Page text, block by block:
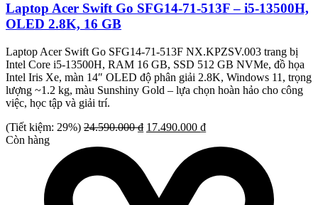
Laptop Acer Swift Go SFG14-71-513F – i5-13500H,
OLED 2.8K, 16 GB
Laptop Acer Swift Go SFG14-71-513F NX.KPZSV.003 trang bị
Intel Core i5-13500H, RAM 16 GB, SSD 512 GB NVMe, đồ họa
Intel Iris Xe, màn 14″ OLED độ phân giải 2.8K, Windows 11, trọng
lượng ~1.2 kg, màu Sunshiny Gold – lựa chọn hoàn hảo cho công
việc, học tập và giải trí.
(Tiết kiệm: 29%) 24.590.000₫ Giá
24.590.000 ₫.
17.490.000 ₫Giá
tại
17.490.000 ₫.
Còn hàng